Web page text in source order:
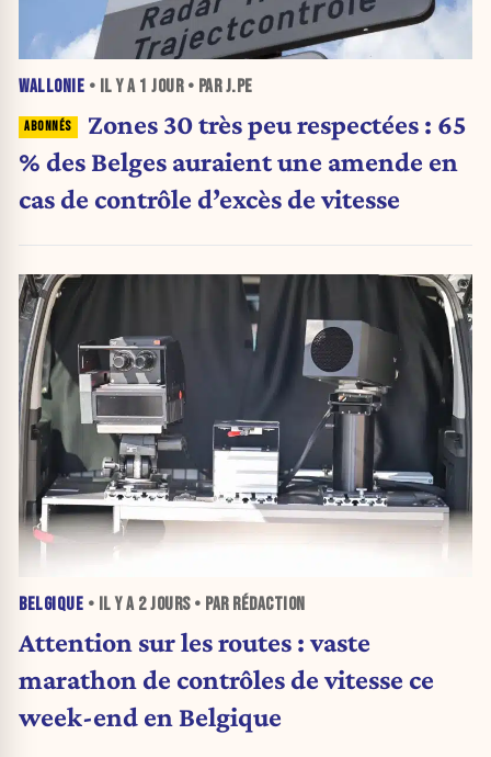
WALLONIE • IL Y A 1 JOUR• PAR J.PE
Zones 30 très peu respectées : 65
% des Belges auraient une amende en
cas de contrôle d’excès de vitesse
BELGIQUE • IL Y A 2 JOURS• PAR RÉDACTION
Attention sur les routes : vaste
marathon de contrôles de vitesse ce
week-end en Belgique